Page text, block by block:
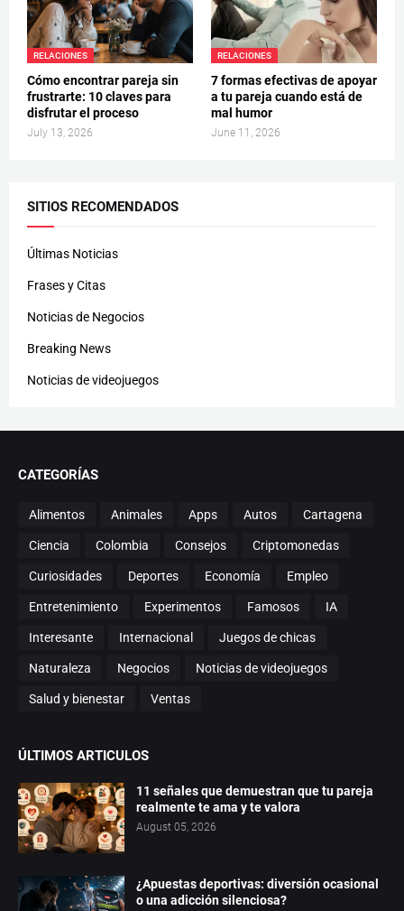
RELACIONES
Cómo encontrar pareja sin
frustrarte: 10 claves para
disfrutar el proceso
July 13, 2026
RELACIONES
7 formas efectivas de apoyar
a tu pareja cuando está de
mal humor
June 11, 2026
SITIOS RECOMENDADOS
Últimas Noticias
Frases y Citas
Noticias de Negocios
Breaking News
Noticias de videojuegos
CATEGORÍAS
Alimentos Animales Apps Autos Cartagena
Ciencia Colombia Consejos Criptomonedas
Curiosidades Deportes Economía Empleo
Entretenimiento Experimentos Famosos IA
Interesante Internacional Juegos de chicas
Naturaleza Negocios Noticias de videojuegos
Salud y bienestar Ventas
ÚLTIMOS ARTICULOS
11 señales que demuestran que tu pareja
realmente te ama y te valora
August 05, 2026
¿Apuestas deportivas: diversión ocasional
o una adicción silenciosa?